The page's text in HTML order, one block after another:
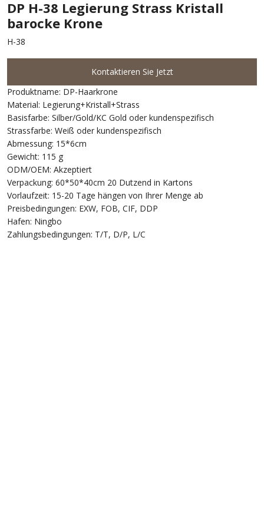
DP H-38 Legierung Strass Kristall
barocke Krone
H-38
Kontaktieren Sie Jetzt
Produktname: DP-Haarkrone
Material: Legierung+Kristall+Strass
Basisfarbe: Silber/Gold/KC Gold oder kundenspezifisch
Strassfarbe: Weiß oder kundenspezifisch
Abmessung: 15*6cm
Gewicht: 115 g
ODM/OEM: Akzeptiert
Verpackung: 60*50*40cm 20 Dutzend in Kartons
Vorlaufzeit: 15-20 Tage hängen von Ihrer Menge ab
Preisbedingungen: EXW, FOB, CIF, DDP
Hafen: Ningbo
Zahlungsbedingungen: T/T, D/P, L/C